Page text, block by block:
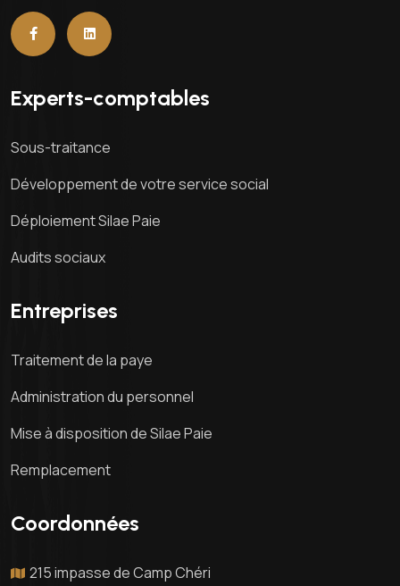
Experts-comptables
Sous-traitance
Développement de votre service social
Déploiement Silae Paie
Audits sociaux
Entreprises
Traitement de la paye
Administration du personnel
Mise à disposition de Silae Paie
Remplacement
Coordonnées
215 impasse de Camp Chéri